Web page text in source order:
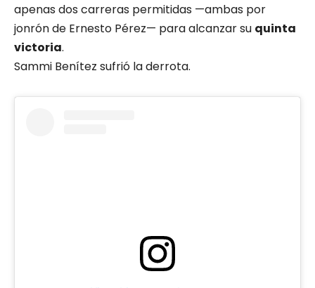
apenas dos carreras permitidas —ambas por
jonrón de Ernesto Pérez— para alcanzar su quinta
victoria.
Sammi Benítez sufrió la derrota.